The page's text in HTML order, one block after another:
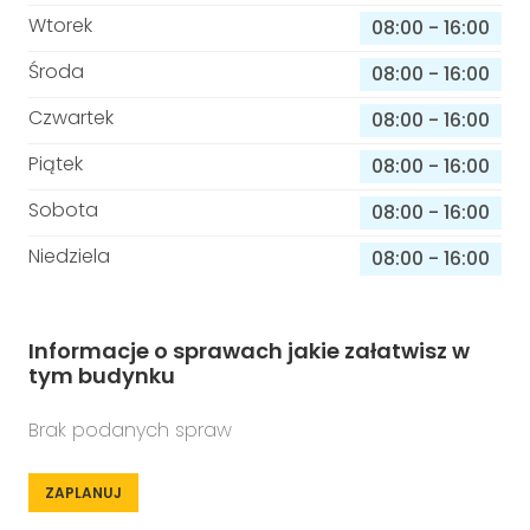
Wtorek
08:00 - 16:00
Środa
08:00 - 16:00
Czwartek
08:00 - 16:00
Piątek
08:00 - 16:00
Sobota
08:00 - 16:00
Niedziela
08:00 - 16:00
Informacje o sprawach jakie załatwisz w
tym budynku
Brak podanych spraw
ZAPLANUJ